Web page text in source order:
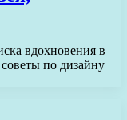
вдохновения в
по дизайну